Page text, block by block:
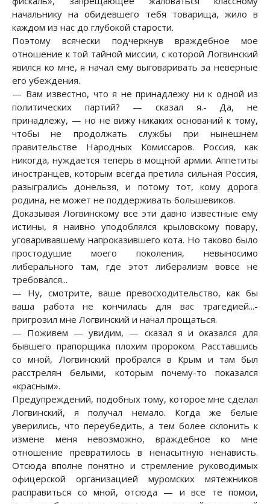
начальнику на обидевшего тебя товарища, жило в
каждом из нас до глубокой старости.
Поэтому всячески подчеркнув враждебное мое
отношение к той тайной миссии, с которой Логвинский
явился ко мне, я начал ему выговаривать за неверные
его убеждения.
— Вам известно, что я не принадлежу ни к одной из
политических партий? — сказал я.- Да, не
принадлежу, — но не вижу никаких оснований к тому,
чтобы не продолжать службы при нынешнем
правительстве Народных Комиссаров. Россия, как
никогда, нуждается теперь в мощной армии. Аппетиты
иностранцев, которым всегда претила сильная Россия,
разыгрались донельзя, и потому тот, кому дорога
родина, не может не поддерживать большевиков.
Доказывая Логвинскому все эти давно известные ему
истины, я наивно уподоблялся крыловскому повару,
уговаривавшему напроказившего кота. Но таково было
простодушие моего поколения, невыносимо
либерального там, где этот либерализм вовсе не
требовался...
— Ну, смотрите, ваше превосходительство, как бы
ваша работа не кончилась для вас трагедией...-
пригрозил мне Логвинский и начал прощаться.
— Поживем — увидим, — сказал я и оказался для
бывшего прапорщика плохим пророком. Расставшись
со мной, Логвинский пробрался в Крым и там был
расстрелян белыми, которым почему-то показался
«красным».
Предупреждений, подобных тому, которое мне сделал
Логвинский, я получал немало. Когда же белые
уверились, что переубедить, а тем более склонить к
измене меня невозможно, враждебное ко мне
отношение превратилось в ненасытную ненависть.
Отсюда вполне понятно и стремление руководимых
офицерской организацией муромских мятежников
расправиться со мной, отсюда — и все те помои,